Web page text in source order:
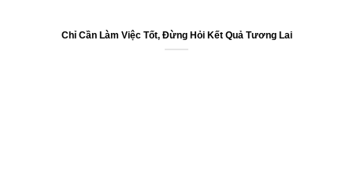
Chỉ Cần Làm Việc Tốt, Đừng Hỏi Kết Quả Tương Lai